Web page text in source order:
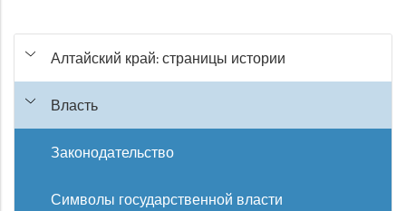
Алтайский край: страницы истории
Власть
Законодательство
Символы государственной власти